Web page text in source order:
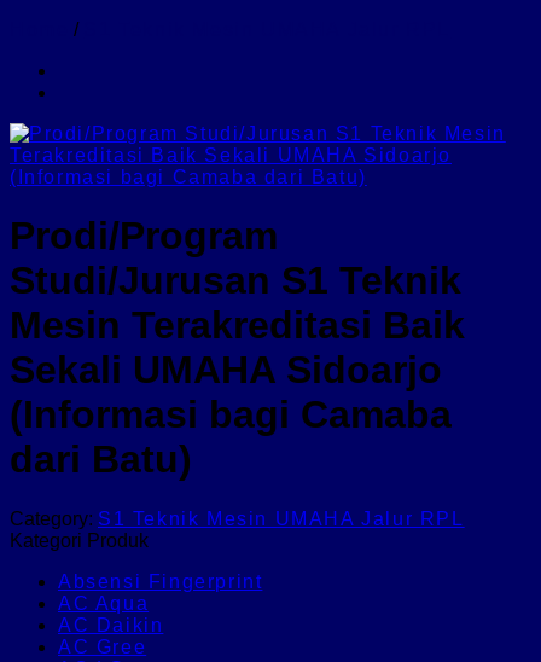
/
Prodi/Program
Studi/Jurusan S1 Teknik
Mesin Terakreditasi Baik
Sekali UMAHA Sidoarjo
(Informasi bagi Camaba
dari Batu)
Category: S1 Teknik Mesin UMAHA Jalur RPL
Kategori Produk
Absensi Fingerprint
AC Aqua
AC Daikin
AC Gree